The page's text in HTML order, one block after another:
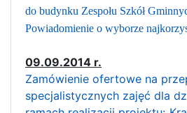
do budynku Zespołu Szkół
Powiadomienie o wyborze
09.09.2014 r.
Zamówienie ofertowe na
specjalistycznych zajęć dla